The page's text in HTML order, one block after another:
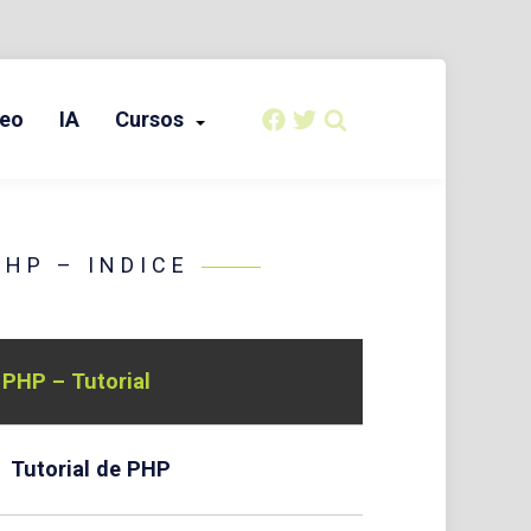
IA Cursos
– INDICE
PHP – Tutorial
Tutorial de PHP